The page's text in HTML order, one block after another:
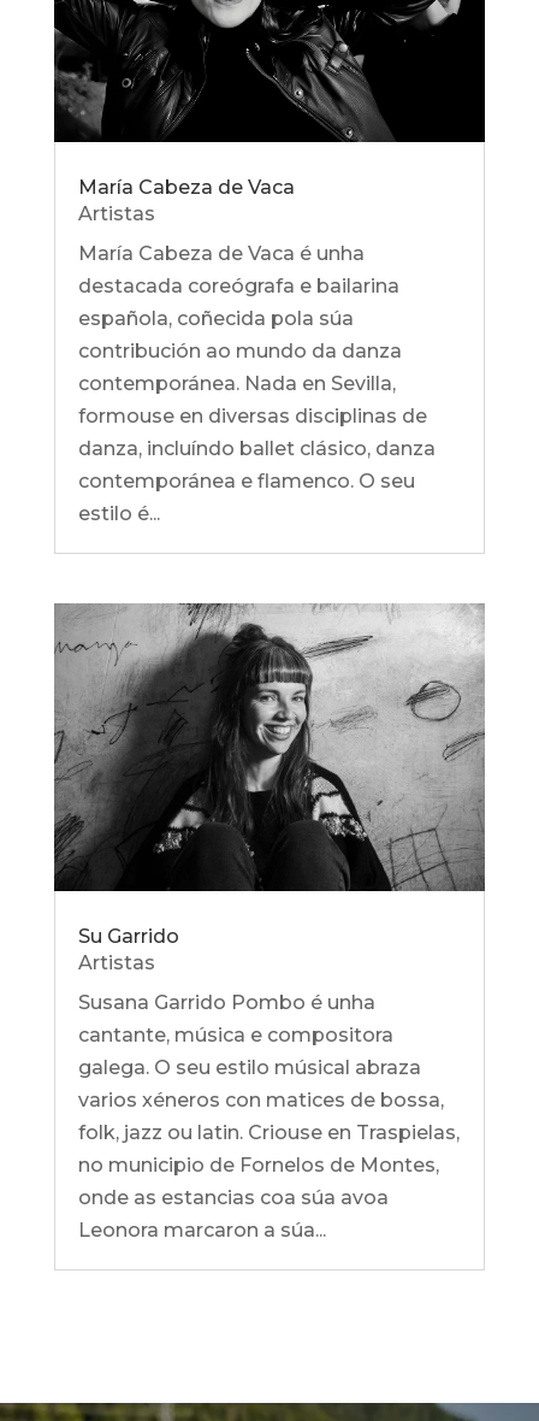
María Cabeza de Vaca
Artistas
María Cabeza de Vaca é unha
destacada coreógrafa e bailarina
española, coñecida pola súa
contribución ao mundo da danza
contemporánea. Nada en Sevilla,
formouse en diversas disciplinas de
danza, incluíndo ballet clásico, danza
contemporánea e flamenco. O seu
estilo é...
Su Garrido
Artistas
Susana Garrido Pombo é unha
cantante, música e compositora
galega. O seu estilo músical abraza
varios xéneros con matices de bossa,
folk, jazz ou latin. Criouse en Traspielas,
no municipio de Fornelos de Montes,
onde as estancias coa súa avoa
Leonora marcaron a súa...